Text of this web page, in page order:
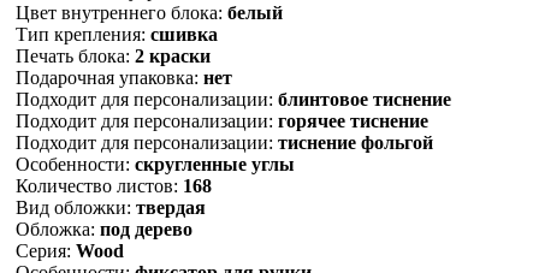
Цвет внутреннего блока: белый
Тип крепления: сшивка
Печать блока: 2 краски
Подарочная упаковка: нет
Подходит для персонализации: блинтовое тиснение
Подходит для персонализации: горячее тиснение
Подходит для персонализации: тиснение фольгой
Особенности: скругленные углы
Количество листов: 168
Вид обложки: твердая
Обложка: под дерево
Серия: Wood